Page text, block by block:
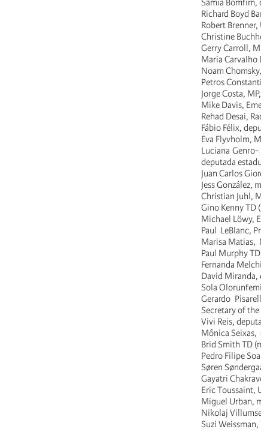
Sâmia Bomfim,
Richard Boyd
Robert
Christine
Gerry Carroll,
Maria Carvalho
Noam
Petros
Jorge Costa,
Mike Davis,
Rehad Desai,
Fábio Félix,
Eva Flyvholm,
Luciana
deputada
Juan Carlos
Jess González,
Christian Juhl,
Gino Kenny TD
Michael Löwy,
Paul LeBlanc,
Marisa Matias,
Paul Murphy
Fernanda
David Miranda,
Sola
Gerardo
Secretary of
Vivi Reis,
Mônica Seixas,
Brid Smith TD
Pedro Filipe
Søren
Gayatri
Eric Toussaint,
Miguel Urban,
Nikolaj
Suzi